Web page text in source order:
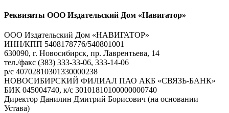
Реквизиты ООО Издательский Дом «Навигатор»
ООО Издательский Дом «НАВИГАТОР»
ИНН/КПП 5408178776/540801001
630090, г. Новосибирск, пр. Лаврентьева, 14
тел./факс (383) 333-33-06, 333-14-06
р/с 40702810301330000238
НОВОСИБИРСКИЙ ФИЛИАЛ ПАО АКБ «СВЯЗЬ-БАНК»
БИК 045004740, к/с 30101810100000000740
Директор Данилин Дмитрий Борисович (на основании
Устава)